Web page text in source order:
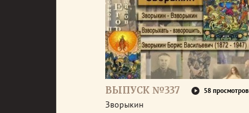
ВЫПУСК №337 58 просмотров
Зворыкин